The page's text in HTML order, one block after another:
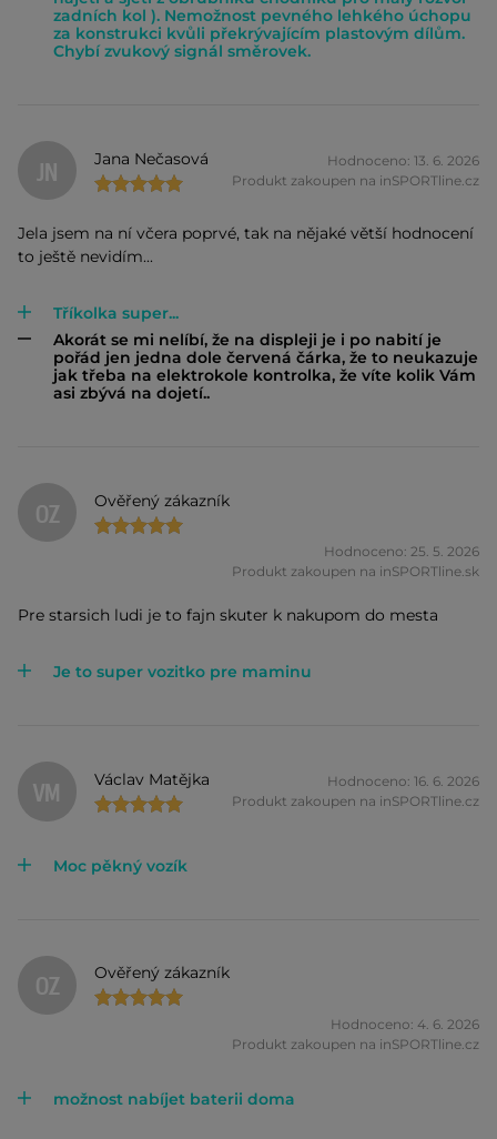
zadních kol ). Nemožnost pevného lehkého úchopu
za konstrukci kvůli překrývajícím plastovým dílům.
Chybí zvukový signál směrovek.
JN Jana Nečasová
Hodnoceno: 13. 6. 2026
Produkt zakoupen na inSPORTline.cz
Jela jsem na ní včera poprvé, tak na nějaké větší hodnocení
to ještě nevidím...
Tříkolka super...
Akorát se mi nelíbí, že na displeji je i po nabití je
pořád jen jedna dole červená čárka, že to neukazuje
jak třeba na elektrokole kontrolka, že víte kolik Vám
asi zbývá na dojetí..
OZ Ověřený zákazník
Hodnoceno: 25. 5. 2026
Produkt zakoupen na inSPORTline.sk
Pre starsich ludi je to fajn skuter k nakupom do mesta
Je to super vozitko pre maminu
VM Václav Matějka
Hodnoceno: 16. 6. 2026
Produkt zakoupen na inSPORTline.cz
Moc pěkný vozík
OZ Ověřený zákazník
Hodnoceno: 4. 6. 2026
Produkt zakoupen na inSPORTline.cz
možnost nabíjet baterii doma